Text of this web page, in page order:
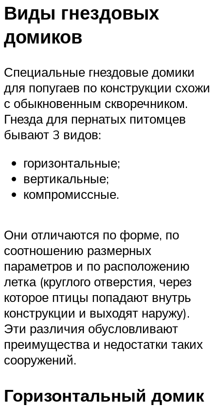
Виды гнездовых
домиков
Специальные гнездовые домики
для попугаев по конструкции схожи
с обыкновенным скворечником.
Гнезда для пернатых питомцев
бывают 3 видов:
горизонтальные;
вертикальные;
компромиссные.
Они отличаются по форме, по
соотношению размерных
параметров и по расположению
летка (круглого отверстия, через
которое птицы попадают внутрь
конструкции и выходят наружу).
Эти различия обусловливают
преимущества и недостатки таких
сооружений.
Горизонтальный домик